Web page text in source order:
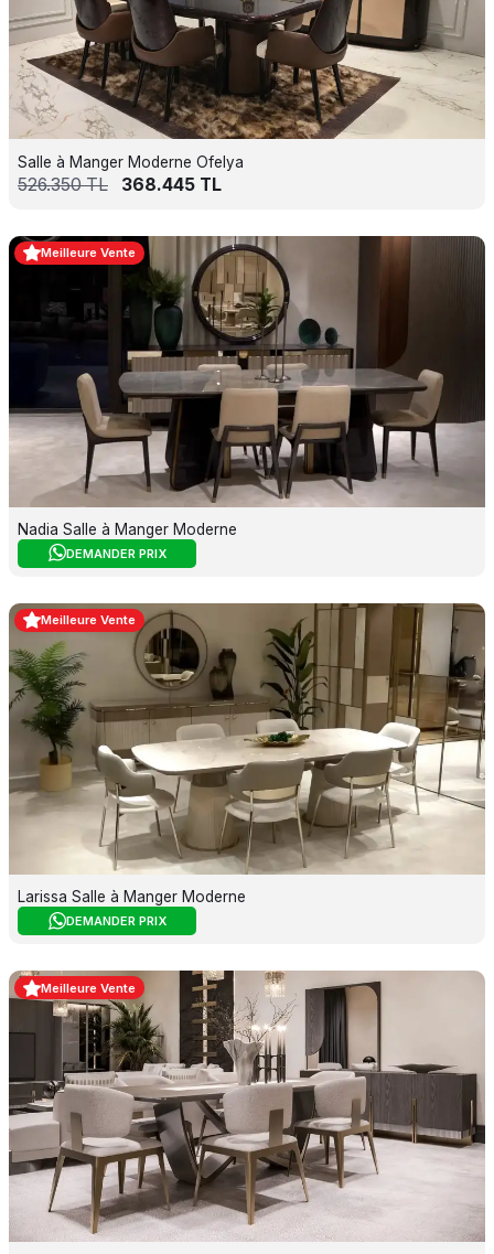
Salle à Manger Moderne Ofelya
526.350TL 368.445 TL
Meilleure Vente
Nadia Salle à Manger Moderne
DEMANDER PRIX
Meilleure Vente
Larissa Salle à Manger Moderne
DEMANDER PRIX
Meilleure Vente